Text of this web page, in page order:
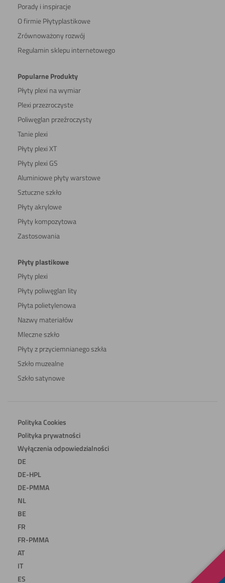
Porady i inspiracje
O firmie Płytyplastikowe
Zrównoważony rozwój
Regulamin sklepu internetowego
Popularne Produkty
Płyty plexi na wymiar
Plexi przezroczyste
Poliwęglan przeźroczysty
Tanie plexi
Płyty plexi XT
Płyty plexi GS
Aluminiowe płyty warstowe
Sztuczne szkło
Płyty akrylowe
Płyty kompozytowa
Zastosowania
Płyty plastikowe
Płyty plexi
Płyty poliwęglan lity
Płyta polietylenowa
Nazwy materiałów
Mleczne szkło
Płyty z przyciemnianego szkła
Szkło muzealne
Szkło satynowe
Polityka Cookies
Polityka prywatności
Wyłączenia odpowiedzialności
DE
DE-HPL
DE-PMMA
NL
BE
FR
FR-PMMA
AT
IT
ES